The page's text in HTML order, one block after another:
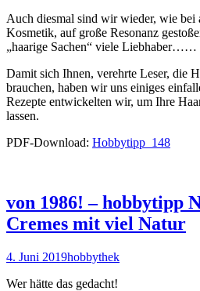
Auch diesmal sind wir wieder, wie bei
Kosmetik, auf große Resonanz
„haarige Sachen“ viele Liebhaber……
Damit sich Ihnen, verehrte Leser, die
brauchen, haben wir uns einiges
Rezepte entwickelten wir, um Ihre
lassen.
PDF-Download: Hobbytipp_148
von 1986! – hobbytipp
Cremes mit viel Natur
4. Juni 2019hobbythek
Wer hätte das gedacht!